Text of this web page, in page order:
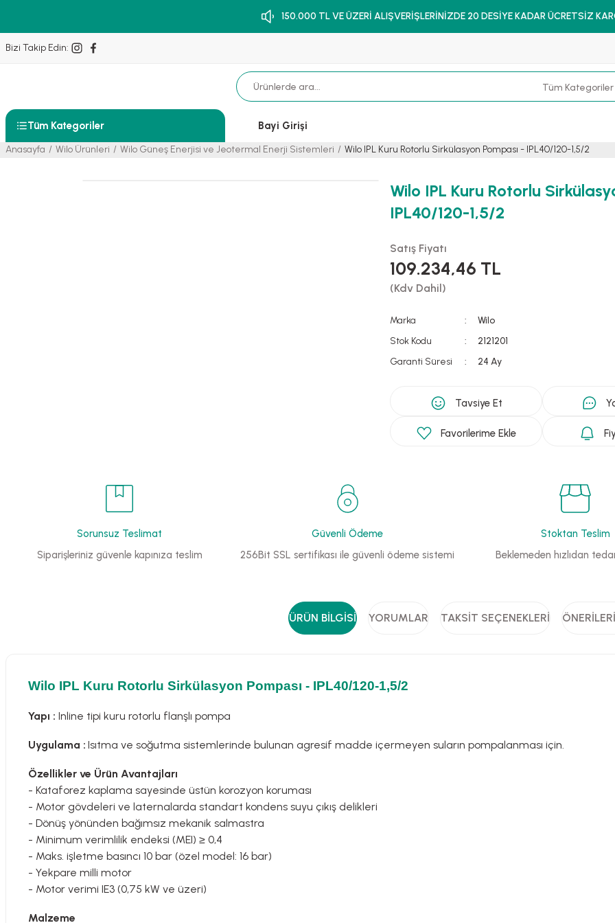
150.000 TL VE ÜZERİ ALIŞVERİŞLERİNİZDE 20 DESİYE KADAR ÜCRETSİZ
Bizi Takip Edin:
Tüm Kategoriler Bayi Girişi
Anasayfa Wilo Ürünleri Wilo Güneş Enerjisi ve Jeotermal Enerji Sistemleri Wilo IPL Kuru Rotorlu Sirkülasyon Pompası - IPL40/120-1,5/2
Wilo IPL Kuru Rotorlu
IPL40/120-1,5/2
Satış Fiyatı
109.234,46 TL
(Kdv Dahil)
Marka
Wilo
Stok Kodu
2121201
Garanti Süresi
24 Ay
Tavsiye Et
Sorunsuz Teslimat
Siparişleriniz güvenle kapınıza teslim
Güvenli Ödeme
256Bit SSL sertifikası ile güvenli ödeme sistemi
Stoktan Teslim
Beklemeden hızlıdan
ÜRÜN BILGISI YORUMLAR TAKSIT SEÇENEKLERI
Wilo IPL Kuru Rotorlu Sirkülasyon Pompası - IPL40/120-1,5/2
Yapı : Inline tipi kuru rotorlu flanşlı pompa
Uygulama : Isıtma ve soğutma sistemlerinde bulunan agresif madde içermeyen suların pompalanması için.
Özellikler ve Ürün Avantajları
- Kataforez kaplama sayesinde üstün korozyon koruması
- Motor gövdeleri ve laternalarda standart kondens suyu çıkış delikleri
- Dönüş yönünden bağımsız mekanik salmastra
- Minimum verimlilik endeksi (MEI) ≥ 0,4
- Maks. işletme basıncı 10 bar (özel model: 16 bar)
- Yekpare milli motor
- Motor verimi IE3 (0,75 kW ve üzeri)
Malzeme